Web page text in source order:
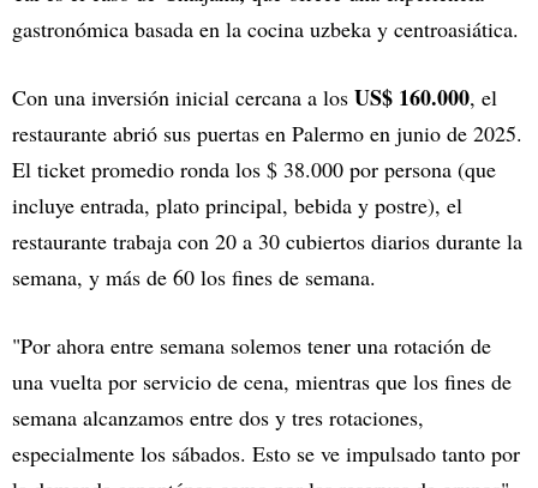
gastronómica basada en la cocina uzbeka y centroasiática.
Con una inversión inicial cercana a los US$ 160.000, el
restaurante abrió sus puertas en Palermo en junio de 2025.
El ticket promedio ronda los $ 38.000 por persona (que
incluye entrada, plato principal, bebida y postre), el
restaurante trabaja con 20 a 30 cubiertos diarios durante la
semana, y más de 60 los fines de semana.
"Por ahora entre semana solemos tener una rotación de
una vuelta por servicio de cena, mientras que los fines de
semana alcanzamos entre dos y tres rotaciones,
especialmente los sábados. Esto se ve impulsado tanto por